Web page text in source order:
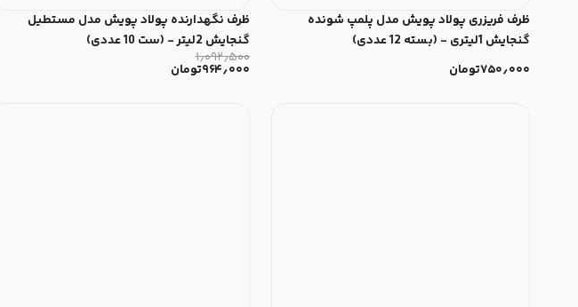
ظرف فريزری پولاد پویش مدل پلمپ شونده
گنجایش 1لیتری - (بسته 12 عددی)
۷۵۰٫۰۰۰تومان
ظرف نگهدارنده پولاد پویش مدل مستطیل
گنجایش 2لیتر - (ست 10 عددی)
۱٫۰۹۲٫۵۰۰
۹۶۴٫۰۰۰تومان